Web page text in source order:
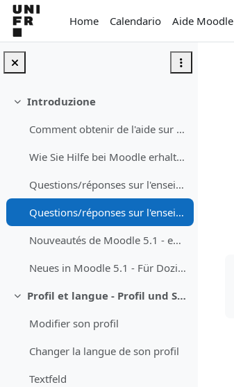
Vai al contenuto principale
Home
Calendario Aide Moodle
Minimizza
Introduzione
Comment obtenir de l'aide sur Moodle
Wie Sie Hilfe bei Moodle erhalten können
Questions/réponses sur l'enseignement avec Moodle - Fragen/Antworten zum Unterrichen mit Moodle
Questions/réponses sur l'enseignement avec Teams dans les auditoires - Fragen/Antworten zum Studium mit Teams in dem Auditorium
Nouveautés de Moodle 5.1 - enseignant·e
Neues in Moodle 5.1 - Für Dozierende
Minimizza
Profil et langue - Profil und Sprache
Modifier son profil
Changer la langue de son profil
Textfeld